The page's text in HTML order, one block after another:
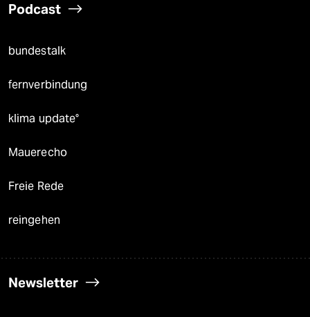
Podcast
bundestalk
fernverbindung
klima update°
Mauerecho
Freie Rede
reingehen
Newsletter